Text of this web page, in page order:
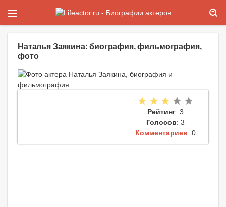
Наталья Заякина: биография, фильмография,
фото
Рейтинг: 3
Голосов: 3
Комментариев: 0